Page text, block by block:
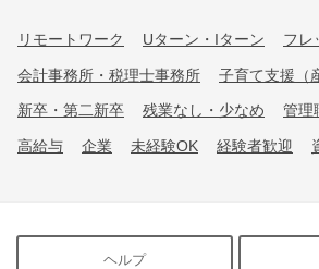
リモートワーク Uターン・Iターン フレ
会計事務所・税理士事務所 子育て支援（
新卒・第二新卒 残業なし・少なめ 管理
高給与 企業 未経験OK 経験者歓迎
ヘルプ